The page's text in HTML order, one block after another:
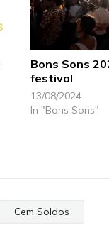
Bons Sons
festival
13/08/2024
In "Bons Sons"
Cem Soldos